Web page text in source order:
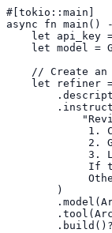
#[tokio::main]
async fn
let api_key
let model =
// Create an
let refiner
1.
2.
3.
If
        )